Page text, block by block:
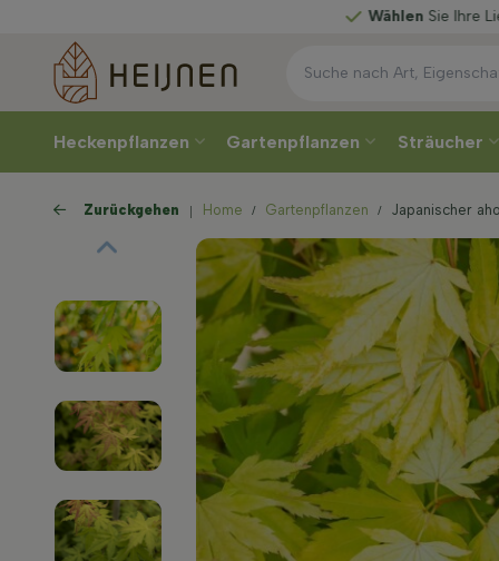
Sie Ihre Lieferwoche
Heckenpflanzen Gartenpflanzen Sträucher
Zurückgehen Home Gartenpflanzen Japanischer